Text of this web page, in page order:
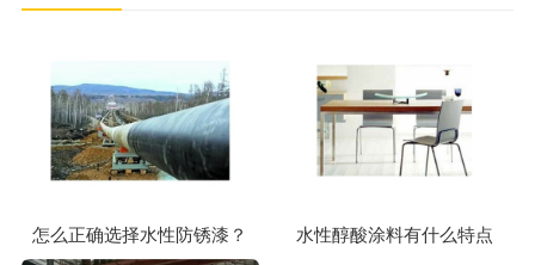
怎么正确选择水性防锈漆？ 水性醇酸涂料有什么特点